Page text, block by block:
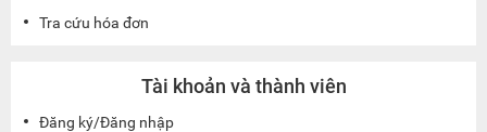
Tra cứu hóa đơn
Tài khoản và thành viên
Đăng ký/Đăng nhập